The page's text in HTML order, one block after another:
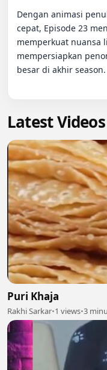
Dengan animasi
cepat, Episode 23
memperkuat nuansa
mempersiapkan
besar di akhir season.
Latest Videos
Puri Khaja
Rakhi Sarkar•1 views•3